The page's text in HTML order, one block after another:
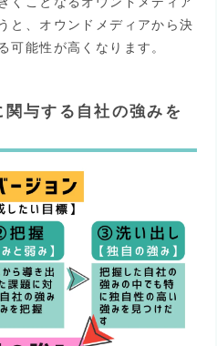
と、オウンドメディアから決
可能性が高くなります。
与する自社の強みを